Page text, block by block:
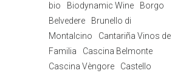
bio Biodynamic Wine
Borgo
Belvedere
Brunello di
Montalcino
Cantariña Vinos de
Familia
Cascina Belmonte
Cascina Vèngore
Castello